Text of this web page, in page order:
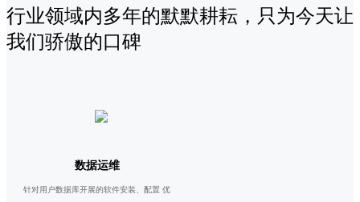
行业领域内多年的默默耕耘，只为今天让
我们骄傲的口碑
数据运维
针对用户数据库开展的软件安装、配置 优